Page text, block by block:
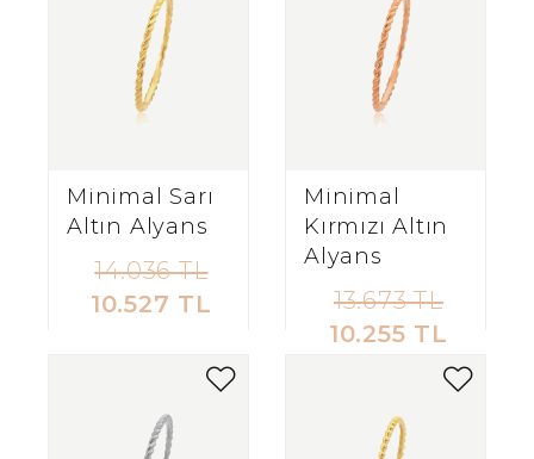
Minimal Sarı
Altın Alyans
14.036 TL
10.527 TL
Minimal
Kırmızı Altın
Alyans
13.673 TL
10.255 TL